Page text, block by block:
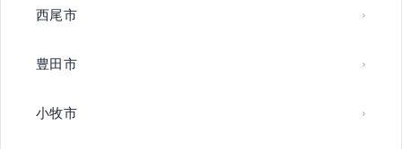
西尾市
豊田市
小牧市